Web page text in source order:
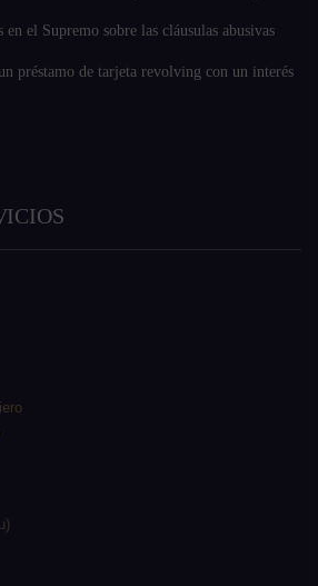
el Supremo sobre las cláusulas abusivas
préstamo de tarjeta revolving con un interés